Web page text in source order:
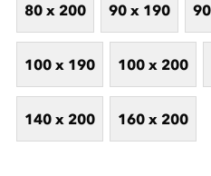
80 x 200 90 x 190
100 x 190 100 x 200
140 x 200 160 x 200